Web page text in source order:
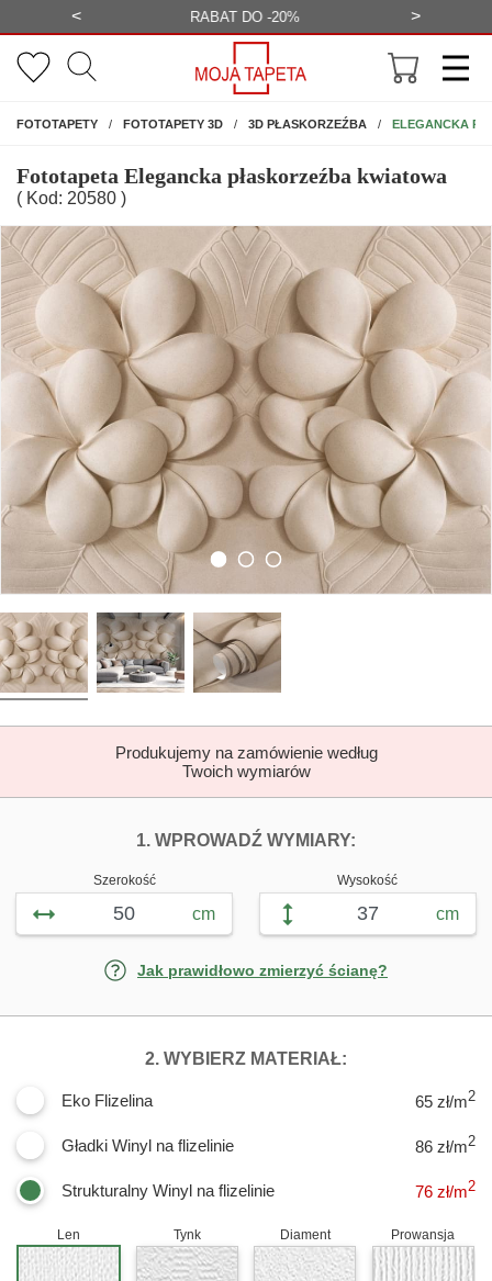
< BEZPŁATNA WIZUALIZACJA >
FOTOTAPETYNA ŚCIANĘ
FOTOTAPETY 3D 3D PŁASKORZEŹBA ELEGANCKA
Fototapeta Elegancka płaskorzeźba kwiatowa
( Kod: 20580 )
Produkujemy na zamówienie według
Twoich wymiarów
1. WPROWADŹ WYMIARY:
Szerokość
cm
Wysokość
cm
Jak prawidłowo zmierzyć ścianę?
2. WYBIERZ MATERIAŁ:
Eko Flizelina 65 zł/m2
Gładki Winyl na flizelinie 86 zł/m2
Strukturalny Winyl na flizelinie 76 zł/m2
Len Tynk Diament Prowansja